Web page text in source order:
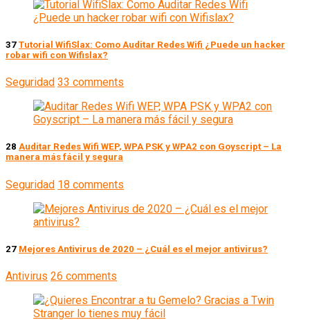
37 Tutorial WifiSlax: Como Auditar Redes Wifi ¿Puede un hacker
robar wifi con Wifislax?
Seguridad 33 comments
28 Auditar Redes Wifi WEP, WPA PSK y WPA2 con Goyscript – La
manera más fácil y segura
Seguridad 18 comments
27 Mejores Antivirus de 2020 – ¿Cuál es el mejor antivirus?
Antivirus 26 comments